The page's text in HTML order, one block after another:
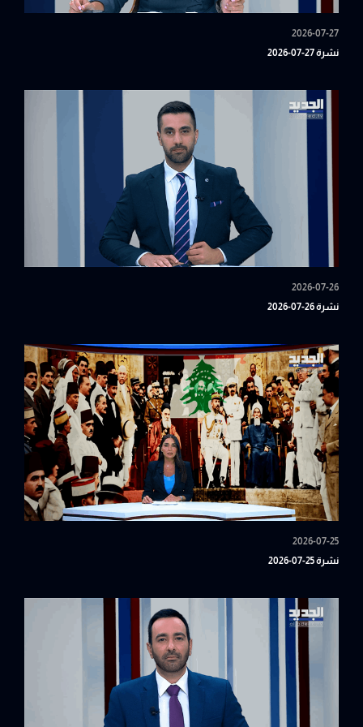
2026-07-27
نشرة 27-07-2026
2026-07-26
نشرة 26-07-2026
2026-07-25
نشرة 25-07-2026